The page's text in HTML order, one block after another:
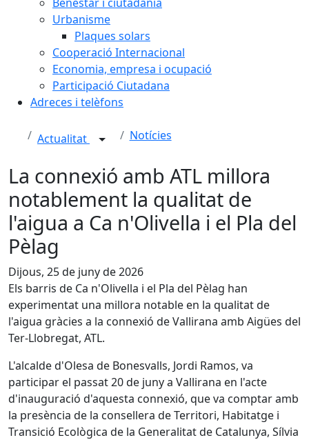
Urbanisme
Plaques solars
Cooperació Internacional
Economia, empresa i ocupació
Participació Ciutadana
Adreces i telèfons
Actualitat Notícies
La connexió amb ATL millora
notablement la qualitat de
l'aigua a Ca n'Olivella i el Pla del
Pèlag
Dijous, 25 de juny de 2026
Els barris de Ca n'Olivella i el Pla del Pèlag han
experimentat una millora notable en la qualitat de
l'aigua gràcies a la connexió de Vallirana amb Aigües del
Ter-Llobregat, ATL.
L'alcalde d'Olesa de Bonesvalls, Jordi Ramos, va
participar el passat 20 de juny a Vallirana en l'acte
d'inauguració d'aquesta connexió, que va comptar amb
la presència de la consellera de Territori, Habitatge i
Transició Ecològica de la Generalitat de Catalunya, Sílvia